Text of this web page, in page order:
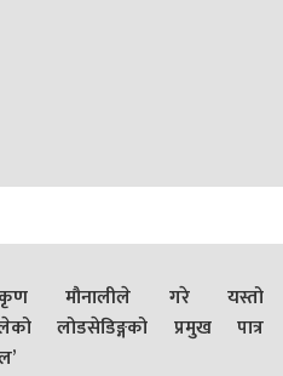
मौनालीले गरे यस्तो
लोडसेडिङ्गको प्रमुख पात्र